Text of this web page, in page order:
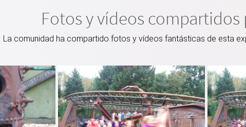
Fotos y vídeos
La comunidad ha compartido fotos y vídeos fantásticas de esta